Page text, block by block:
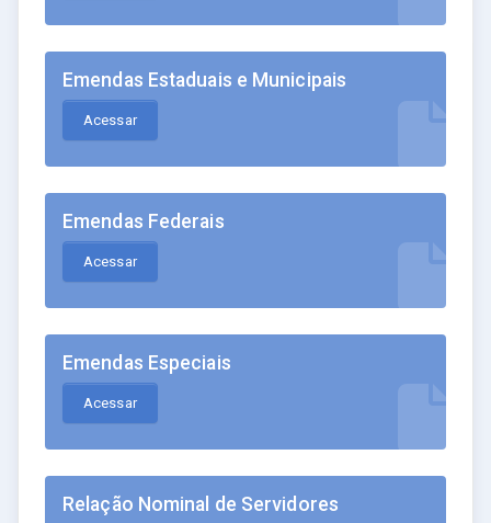
Emendas Estaduais e Municipais
Acessar
Emendas Federais
Acessar
Emendas Especiais
Acessar
Relação Nominal de Servidores